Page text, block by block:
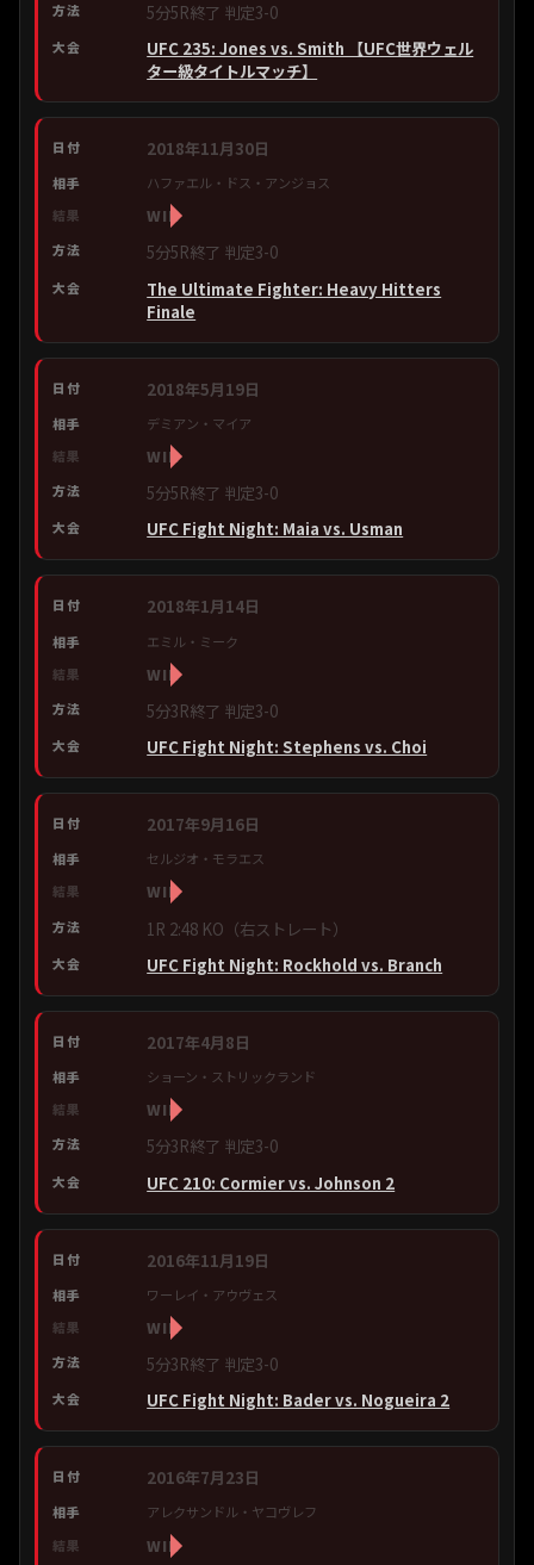
5分5R終了 判定3-0
UFC 235: Jones vs. Smith 【UFC世界ウェル
ター級タイトルマッチ】
2018年11月30日
ハファエル・ドス・アンジョス
WIN
5分5R終了 判定3-0
The Ultimate Fighter: Heavy Hitters
Finale
2018年5月19日
デミアン・マイア
WIN
5分5R終了 判定3-0
UFC Fight Night: Maia vs. Usman
2018年1月14日
エミル・ミーク
WIN
5分3R終了 判定3-0
UFC Fight Night: Stephens vs. Choi
2017年9月16日
セルジオ・モラエス
WIN
1R 2:48 KO（右ストレート）
UFC Fight Night: Rockhold vs. Branch
2017年4月8日
ショーン・ストリックランド
WIN
5分3R終了 判定3-0
UFC 210: Cormier vs. Johnson 2
2016年11月19日
ワーレイ・アウヴェス
WIN
5分3R終了 判定3-0
UFC Fight Night: Bader vs. Nogueira 2
2016年7月23日
アレクサンドル・ヤコヴレフ
WIN